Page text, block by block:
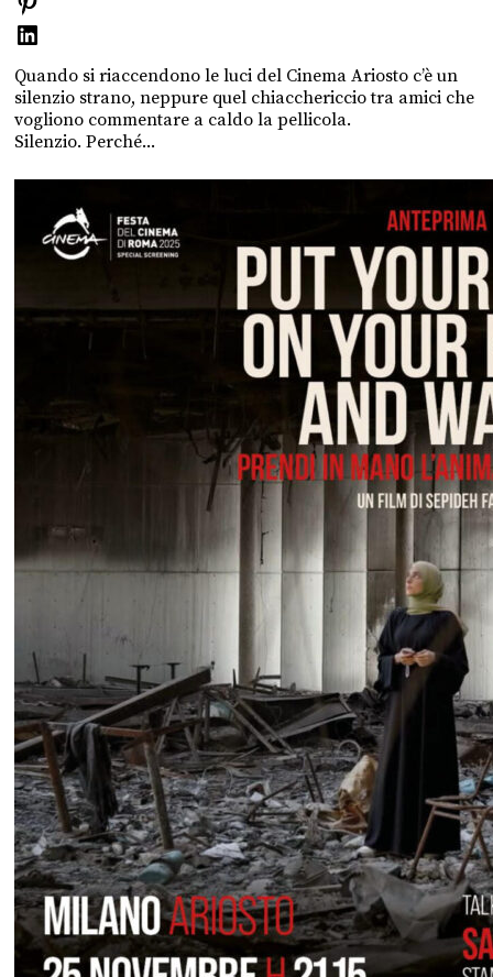
Quando si riaccendono le luci del Cinema Ariosto c’è un
silenzio strano, neppure quel chiacchericcio tra amici che
vogliono commentare a caldo la pellicola.
Silenzio. Perché...